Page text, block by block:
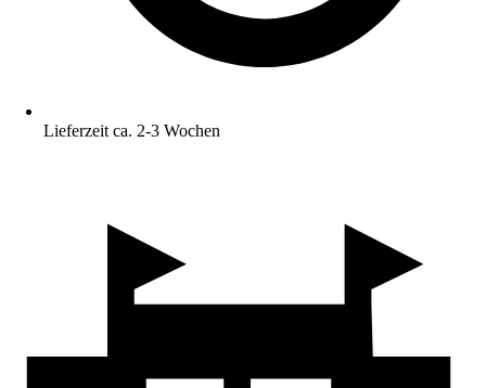
Lieferzeit ca. 2-3 Wochen